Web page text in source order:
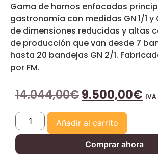
Gama de hornos enfocados
gastronomía con medidas GN 1/1 y
de dimensiones reducidas y altas
de producción que van desde 7
hasta 20 bandejas GN 2/1.
por FM.
14.044,00€9.500,00€
Añadir al carrito
Comprar ahora